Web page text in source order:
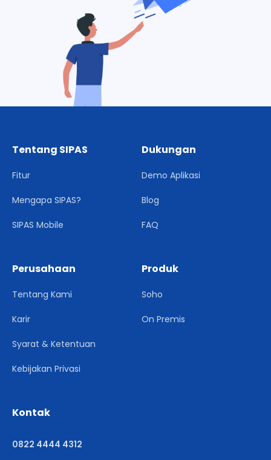
Tentang SIPAS
Fitur
Mengapa SIPAS?
SIPAS Mobile
Dukungan
Demo Aplikasi
Blog
FAQ
Perusahaan
Tentang Kami
Karir
Syarat & Ketentuan
Kebijakan Privasi
Produk
Soho
On Premis
Kontak
0822 4444 4312